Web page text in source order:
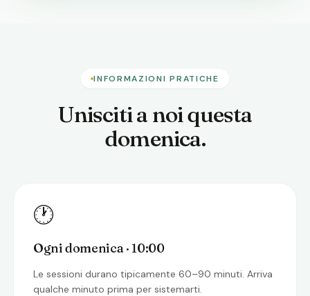
INFORMAZIONI PRATICHE
Unisciti a noi questa
domenica.
🕐
Ogni domenica · 10:00
Le sessioni durano tipicamente 60–90 minuti. Arriva
qualche minuto prima per sistemarti.